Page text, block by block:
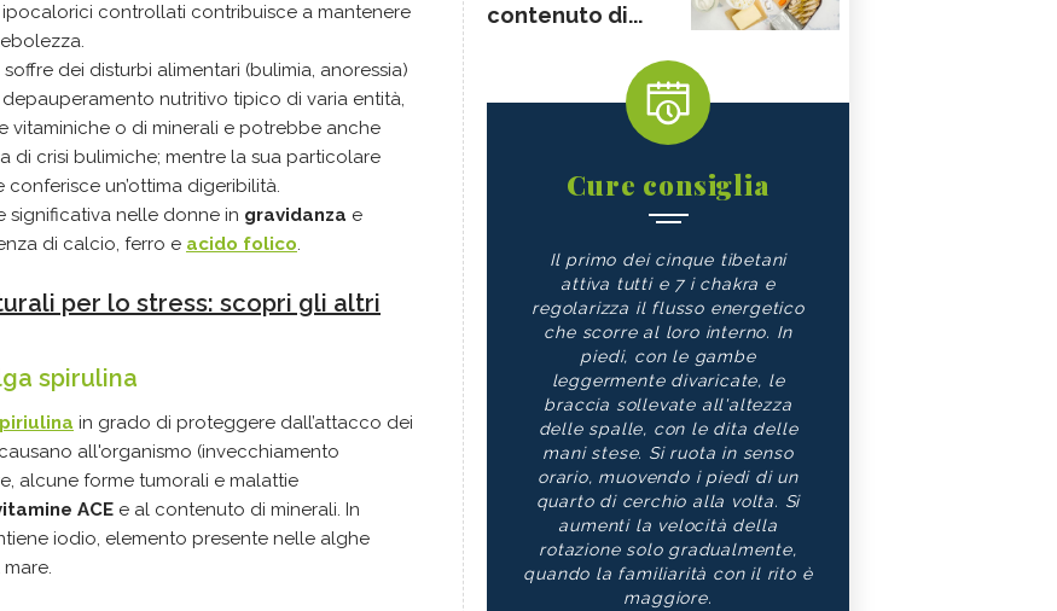
controllati contribuisce a mantenere
dei disturbi alimentari (bulimia, anoressia)
nutritivo tipico di varia entità,
vitaminiche o di minerali e potrebbe anche
di crisi bulimiche; mentre la sua particolare
un’ottima digeribilità.
significativa nelle donne in gravidanza e
di calcio, ferro e acido folico.
per lo stress: scopri gli altri
spirulina
in grado di proteggere dall’attacco dei
all'organismo (invecchiamento
alcune forme tumorali e malattie
ACE e al contenuto di minerali. In
iodio, elemento presente nelle alghe
contenuto di...
Cure consiglia
Il primo dei cinque tibetani
attiva tutti e 7 i chakra e
regolarizza il flusso energetico
che scorre al loro interno. In
piedi, con le gambe
leggermente divaricate, le
braccia sollevate all'altezza
delle spalle, con le dita delle
mani stese. Si ruota in senso
orario, muovendo i piedi di un
quarto di cerchio alla volta. Si
aumenti la velocità della
rotazione solo gradualmente,
quando la familiarità con il rito è
maggiore.